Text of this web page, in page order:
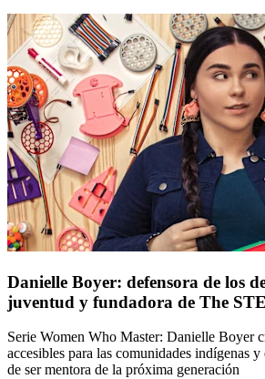
Danielle Boyer: defensora de los
juventud y fundadora de The
Serie Women Who Master: Danielle Boyer
accesibles para las comunidades indígenas
de ser mentora de la próxima generación